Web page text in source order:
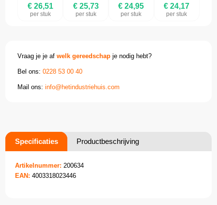
€ 26,51
per stuk
€ 25,73
per stuk
€ 24,95
per stuk
€ 24,17
per stuk
Vraag je je afwelk gereedschap je nodig hebt?
Bel ons:0228 53 00 40
Mail ons:info@hetindustriehuis.com
Specificaties Productbeschrijving
Artikelnummer: 200634
EAN: 4003318023446